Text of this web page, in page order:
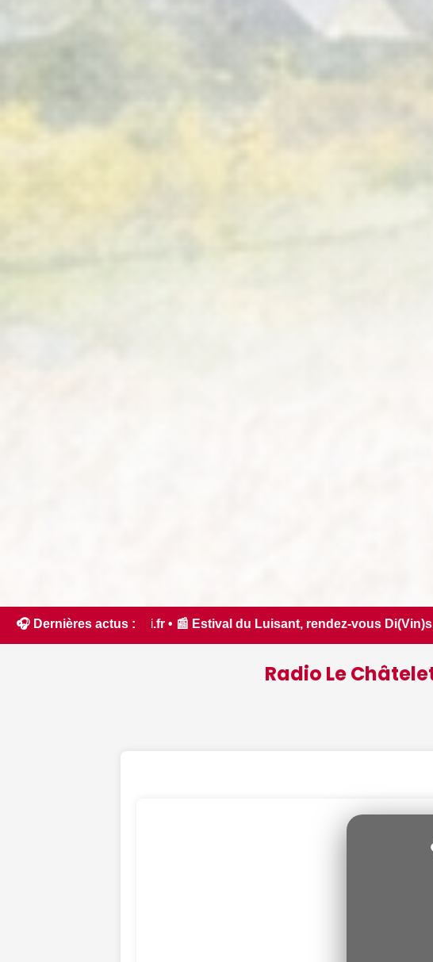
🎧 Dernières actus :
vous Di(Vin)s, chasse au trésor nocturne... Nos suggestions
Radio Le